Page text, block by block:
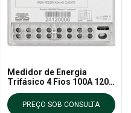
Medidor de Energia
Trifásico 4 Fios 100A 120 a
240V 50/60Hz Saturno 34 -
CHINTPREÇO SOB CONSULTA